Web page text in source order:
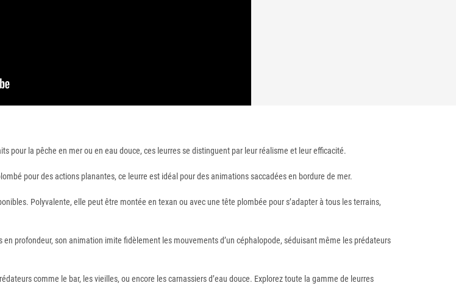
pour la pêche en mer ou en eau douce, ces leurres se distinguent par leur réalisme et leur efficacité.
pour des actions planantes, ce leurre est idéal pour des animations saccadées en bordure de mer.
Polyvalente, elle peut être montée en texan ou avec une tête plombée pour s’adapter à tous les terrains,
profondeur, son animation imite fidèlement les mouvements d’un céphalopode, séduisant même les prédateurs
comme le bar, les vieilles, ou encore les carnassiers d’eau douce. Explorez toute la gamme de leurres